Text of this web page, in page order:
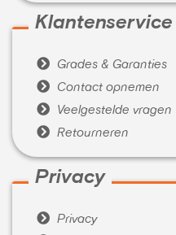
Klantenservice
 Grades & Garanties
 Contact opnemen
 Veelgestelde vragen
 Retourneren
Privacy
 Privacy